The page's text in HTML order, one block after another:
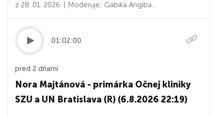
z 28. 01. 2026. | Moderuje: Gabika Angiba...
01:02:00
pred 2 dňami
Nora Majtánová - primárka Očnej kliniky
SZU a UN Bratislava (R) (6.8.2026 22:19)